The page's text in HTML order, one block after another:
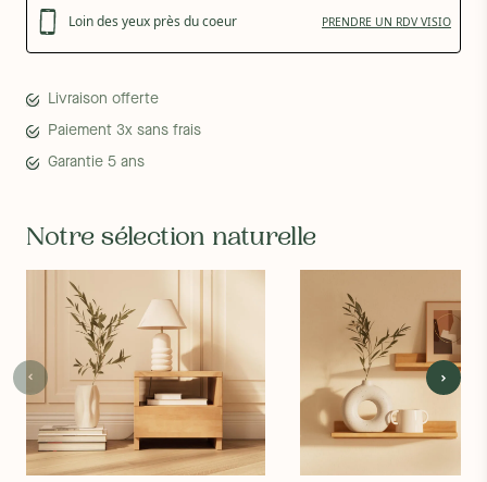
Loin des yeux près du coeur PRENDRE UN RDV VISIO
Livraison offerte
Paiement 3x sans frais
Garantie 5 ans
Notre sélection naturelle